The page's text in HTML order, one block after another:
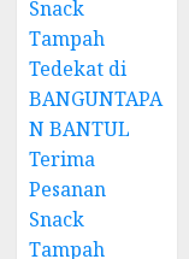
Snack
Tampah
Tedekat di
BANGUNTAPA
N BANTUL
Terima
Pesanan
Snack
Tampah